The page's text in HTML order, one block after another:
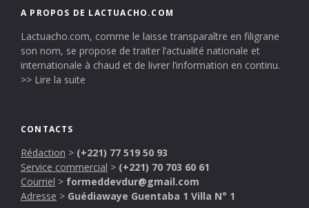
A PROPOS DE LACTUACHO.COM
Lactuacho.com, comme le laisse transparaître en filigrane
son nom, se propose de traiter l’actualité nationale et
internationale à chaud et de livrer l’information en continu.
>> Lire la suite
CONTACTS
Rédaction > (+221) 77 519 50 93
Service commercial > (+221) 70 703 60 61
Courriel > formeddevdur@gmail.com
Adresse > Guédiawaye Guentaba 1 Villa N° 1